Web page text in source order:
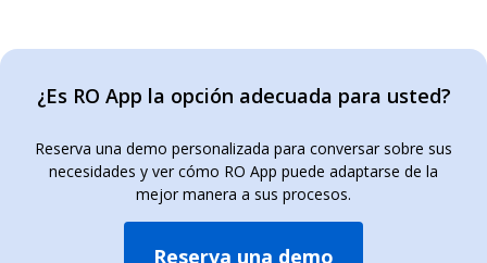
¿Es RO App la opción adecuada para usted?
Reserva una demo personalizada para conversar sobre sus
necesidades y ver cómo RO App puede adaptarse de la
mejor manera a sus procesos.
Reserva una demo